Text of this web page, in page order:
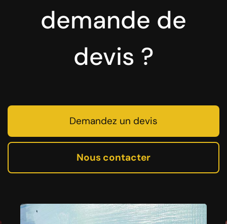
demande de
devis ?
Demandez un devis
Nous contacter